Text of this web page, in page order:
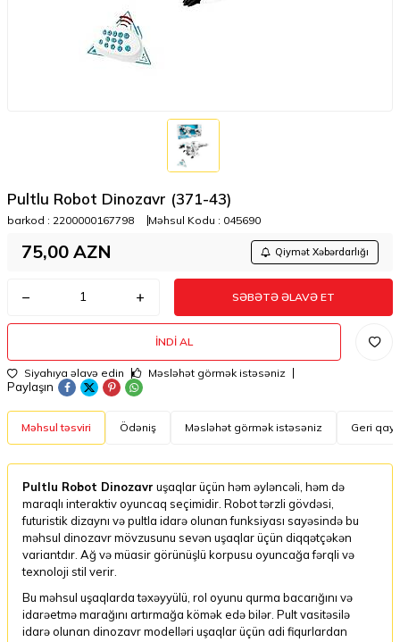
Pultlu Robot Dinozavr (371-43)
barkod : 2200000167798 Məhsul Kodu : 045690
75,00 AZN Qiymət Xəbərdarlığı
SƏBƏTƏ ƏLAVƏ ET
İNDI AL
Siyahıya əlavə edin Məsləhət görmək istəsəniz
Paylaşın
Məhsul təsviri Ödəniş Məsləhət görmək istəsəniz Geri
Pultlu Robot Dinozavr uşaqlar üçün həm əyləncəli, həm də
maraqlı interaktiv oyuncaq seçimidir. Robot tərzli gövdəsi,
futuristik dizaynı və pultla idarə olunan funksiyası sayəsində bu
məhsul dinozavr mövzusunu sevən uşaqlar üçün diqqətçəkən
variantdır. Ağ və müasir görünüşlü korpusu oyuncağa fərqli və
texnoloji stil verir.
Bu məhsul uşaqlarda təxəyyülü, rol oyunu qurma bacarığını və
idarəetmə marağını artırmağa kömək edə bilər. Pult vasitəsilə
idarə olunan dinozavr modelləri uşaqlar üçün adi fiqurlardan